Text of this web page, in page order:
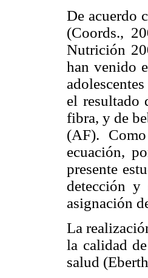
De acuerdo
(Coords.,
Nutrición
han venido
el resultado
fibra, y de
(AF).
ecuación,
presente
detección y
asignación
La
la calidad
salud